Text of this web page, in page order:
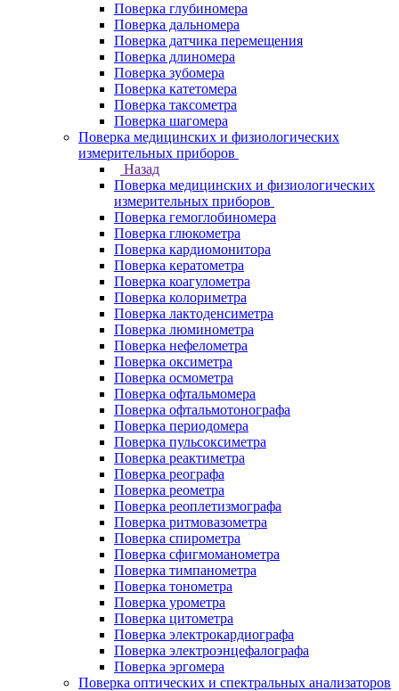
Поверка глубиномера
Поверка дальномера
Поверка датчика перемещения
Поверка длиномера
Поверка зубомера
Поверка катетомера
Поверка таксометра
Поверка шагомера
Поверка медицинских и физиологических
измерительных приборов
Назад
Поверка медицинских и физиологических
измерительных приборов
Поверка гемоглобиномера
Поверка глюкометра
Поверка кардиомонитора
Поверка кератометра
Поверка коагулометра
Поверка колориметра
Поверка лактоденсиметра
Поверка люминометра
Поверка нефелометра
Поверка оксиметра
Поверка осмометра
Поверка офтальмомера
Поверка офтальмотонографа
Поверка периодомера
Поверка пульсоксиметра
Поверка реактиметра
Поверка реографа
Поверка реометра
Поверка реоплетизмографа
Поверка ритмовазометра
Поверка спирометра
Поверка сфигмоманометра
Поверка тимпанометра
Поверка тонометра
Поверка урометра
Поверка цитометра
Поверка электрокардиографа
Поверка электроэнцефалографа
Поверка эргомера
Поверка оптических и спектральных анализаторов